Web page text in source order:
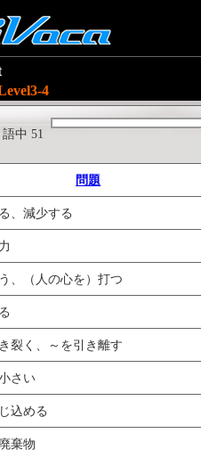
4
中 51
問題
、減少する
、（人の心を）打つ
裂く、～を引き離す
さい
込める
棄物